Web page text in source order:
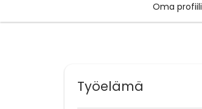
Oma profiili
Työelämä